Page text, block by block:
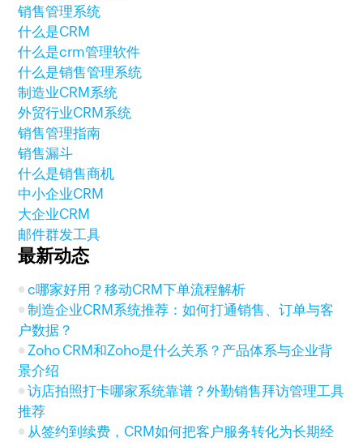
销售管理系统
什么是CRM
什么是crm管理软件
什么是销售管理系统
制造业CRM系统
外贸行业CRM系统
销售管理指南
销售漏斗
什么是销售商机
中小企业CRM
大企业CRM
邮件群发工具
最新动态
c哪家好用？移动CRM下单流程解析
制造企业CRM系统推荐：如何打通销售、订单与客
户数据？
Zoho CRM和Zoho是什么关系？产品体系与企业背
景介绍
访店拍照打卡哪家系统靠谱？外勤销售拜访管理工具
推荐
从签约到续费，CRM如何把客户服务转化为长期经